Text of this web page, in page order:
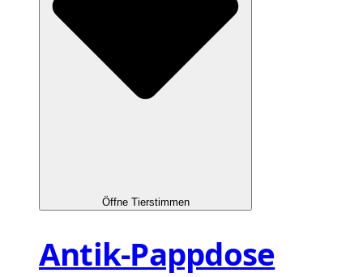
Öffne Tierstimmen
Antik-Pappdose